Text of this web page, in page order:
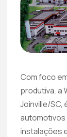
Com foco
produtiva, a
Joinville/
automotivos
instalações